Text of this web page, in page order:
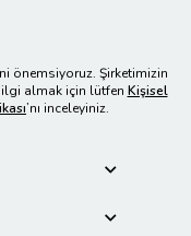
önemsiyoruz. Şirketimizin
almak için lütfen Kişisel
’nı inceleyiniz.